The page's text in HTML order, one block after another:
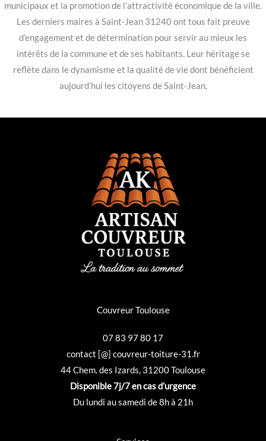
municipaux et la promotion de l’attractivité économique de la ville.
Les derniers maires à Saint-Jean 31240 ont tous fait preuve
d’engagement et de détermination pour servir au mieux les
intérêts de la commune et de ses habitants. Leur héritage se
reflète dans le dynamisme et la qualité de vie dont bénéficient
aujourd’hui les citoyens de Saint-Jean.
Couvreur Toulouse
07 83 97 80 17
contact [@] couvreur-toiture-31.fr
44 Chem. des Izards, 31200 Toulouse
Disponible 7j/7 en cas d’urgence
Du lundi au samedi de 8h à 21h